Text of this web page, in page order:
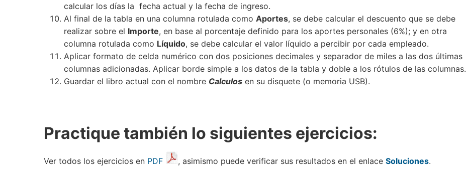
calcular los días la fecha actual y la fecha de ingreso.
Al final de la tabla en una columna rotulada como Aportes, se debe calcular el descuento que se debe
realizar sobre el Importe, en base al porcentaje definido para los aportes personales (6%); y en otra
columna rotulada como Líquido, se debe calcular el valor líquido a percibir por cada empleado.
Aplicar formato de celda numérico con dos posiciones decimales y separador de miles a las dos últimas
columnas adicionadas. Aplicar borde simple a los datos de la tabla y doble a los rótulos de las columnas.
Guardar el libro actual con el nombre Calculos en su disquete (o memoria USB).
Practique también lo siguientes ejercicios:
Ver todos los ejercicios en PDF , asimismo puede verificar sus resultados en el enlace Soluciones.